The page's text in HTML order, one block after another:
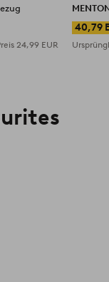
24,99 EUR
40,79